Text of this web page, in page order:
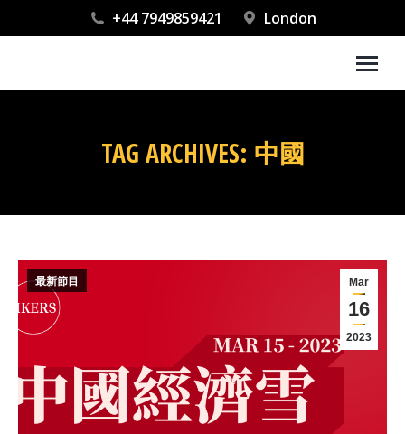
+44 7949859421 London
TAG ARCHIVES: 中國
Mar
16
2023
最新節目